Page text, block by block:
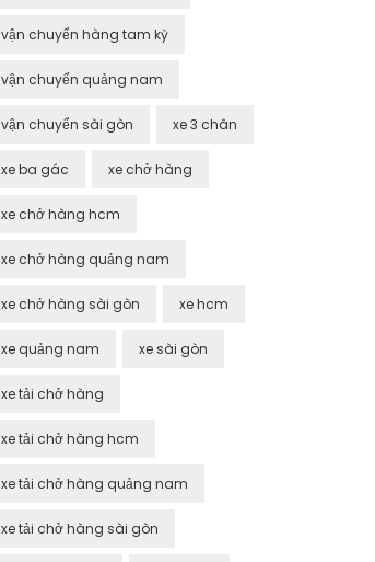
vận chuyển hàng tam kỳ
vận chuyển quảng nam
vận chuyển sài gòn xe 3 chân
xe ba gác xe chở hàng
xe chở hàng hcm
xe chở hàng quảng nam
xe chở hàng sài gòn xe hcm
xe quảng nam xe sài gòn
xe tải chở hàng
xe tải chở hàng hcm
xe tải chở hàng quảng nam
xe tải chở hàng sài gòn